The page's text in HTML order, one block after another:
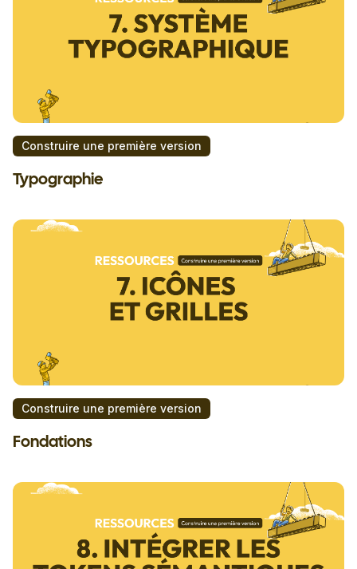
Construire une première version
Typographie
Construire une première version
Fondations